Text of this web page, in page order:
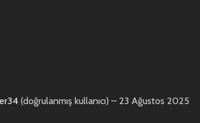
(doğrulanmış kullanıcı) – 23 Ağustos 2025